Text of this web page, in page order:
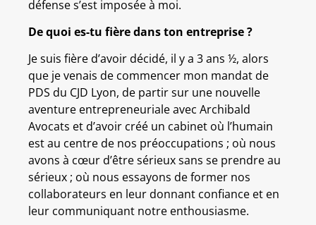
défense s’est imposée à moi.
De quoi es-tu fière dans ton entreprise ?
Je suis fière d’avoir décidé, il y a 3 ans ½, alors
que je venais de commencer mon mandat de
PDS du CJD Lyon, de partir sur une nouvelle
aventure entrepreneuriale avec Archibald
Avocats et d’avoir créé un cabinet où l’humain
est au centre de nos préoccupations ; où nous
avons à cœur d’être sérieux sans se prendre au
sérieux ; où nous essayons de former nos
collaborateurs en leur donnant confiance et en
leur communiquant notre enthousiasme.